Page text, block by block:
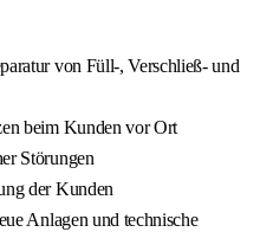
von Füll-, Verschließ- und
beim Kunden vor Ort
Störungen
der Kunden
Anlagen und technische